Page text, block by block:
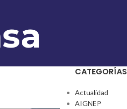
CATEGORÍAS
Actualidad
AIGNEP